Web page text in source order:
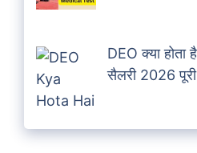
DEO क्या होता
सैलरी 2026 पूरी